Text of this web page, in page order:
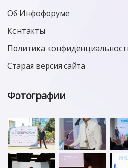
Об Инфофоруме
Контакты
Политика
Старая версия сайта
Фотографии